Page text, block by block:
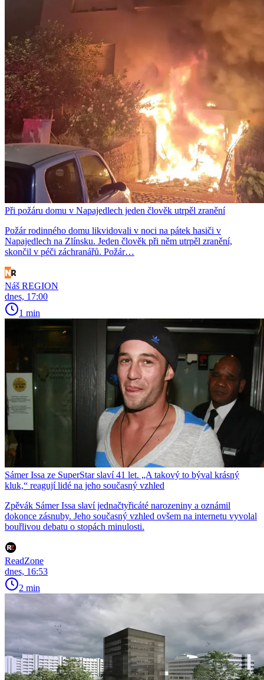
Při požáru domu v Napajedlech jeden člověk utrpěl zranění
Požár rodinného domu likvidovali v noci na pátek hasiči v
Napajedlech na Zlínsku. Jeden člověk při něm utrpěl zranění,
skončil v péči záchranářů. Požár…
Náš REGION
dnes, 17:00
1 min
Sámer Issa ze SuperStar slaví 41 let. „A takový to býval krásný
kluk,“ reagují lidé na jeho současný vzhled
Zpěvák Sámer Issa slaví jednačtyřicáté narozeniny a oznámil
dokonce zásnuby. Jeho současný vzhled ovšem na internetu vyvolal
bouřlivou debatu o stopách minulosti.
ReadZone
dnes, 16:53
2 min